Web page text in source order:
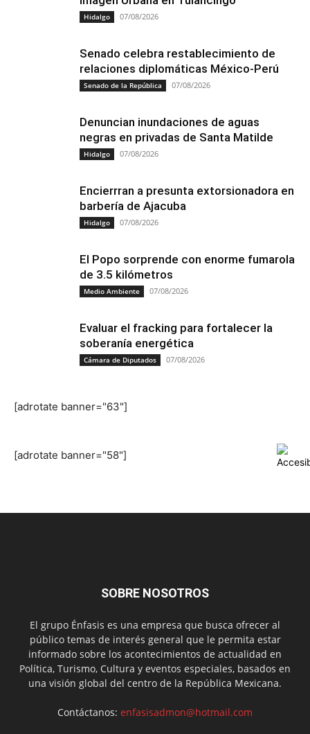
Hidalgo 07/08/2026
Senado celebra restablecimiento de
relaciones diplomáticas México-Perú
Senado de la República 07/08/2026
Denuncian inundaciones de aguas
negras en privadas de Santa Matilde
Hidalgo 07/08/2026
Encierrran a presunta extorsionadora en
barbería de Ajacuba
Hidalgo 07/08/2026
El Popo sorprende con enorme fumarola
de 3.5 kilómetros
Medio Ambiente 07/08/2026
Evaluar el fracking para fortalecer la
soberanía energética
Cámara de Diputados 07/08/2026
[adrotate banner="63"]
[adrotate banner="58"]
SOBRE NOSOTROS
El grupo Énfasis es una empresa que busca ofrecer al
público temas de interés general que le permita estar
informado sobre los acontecimientos de actualidad en
Política, Turismo, Cultura y eventos especiales, basados en
una visión global del centro de la República Mexicana.
Contáctanos: enfasisadmon@hotmail.com